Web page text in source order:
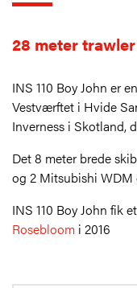
28 meter
INS 110 Boy John er
Vestværftet i Hvide
Inverness i Skotland,
Det 8 meter brede
og 2 Mitsubishi WDM
INS 110 Boy John fik
Rosebloom i 2016